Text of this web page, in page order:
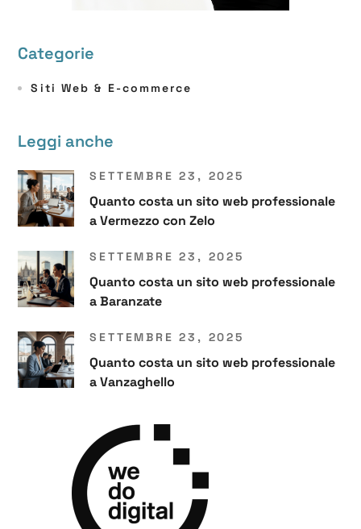
Categorie
Siti Web & E-commerce
Leggi anche
SETTEMBRE 23, 2025
Quanto costa un sito web professionale
a Vermezzo con Zelo
SETTEMBRE 23, 2025
Quanto costa un sito web professionale
a Baranzate
SETTEMBRE 23, 2025
Quanto costa un sito web professionale
a Vanzaghello